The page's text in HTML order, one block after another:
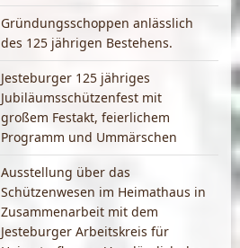
Gründungsschoppen anlässlich
des 125 jährigen Bestehens.
Jesteburger 125 jähriges
Jubiläumsschützenfest mit
großem Festakt, feierlichem
Programm und Ummärschen
Ausstellung über das
Schützenwesen im Heimathaus in
Zusammenarbeit mit dem
Jesteburger Arbeitskreis für